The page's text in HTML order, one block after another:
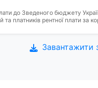
до Зведеного бюджету
та платників рентної плати за
Завантажити